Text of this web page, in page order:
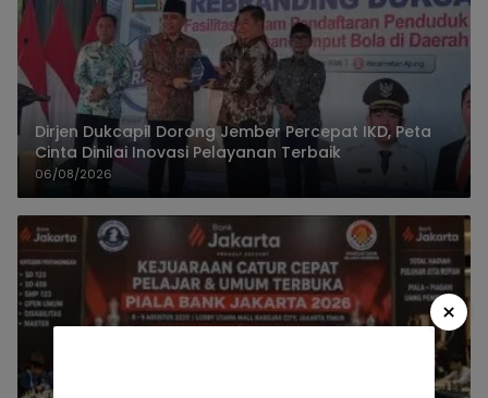
Dirjen Dukcapil Dorong Jember Percepat IKD, Peta
Cinta Dinilai Inovasi Pelayanan Terbaik
06/08/2026
×